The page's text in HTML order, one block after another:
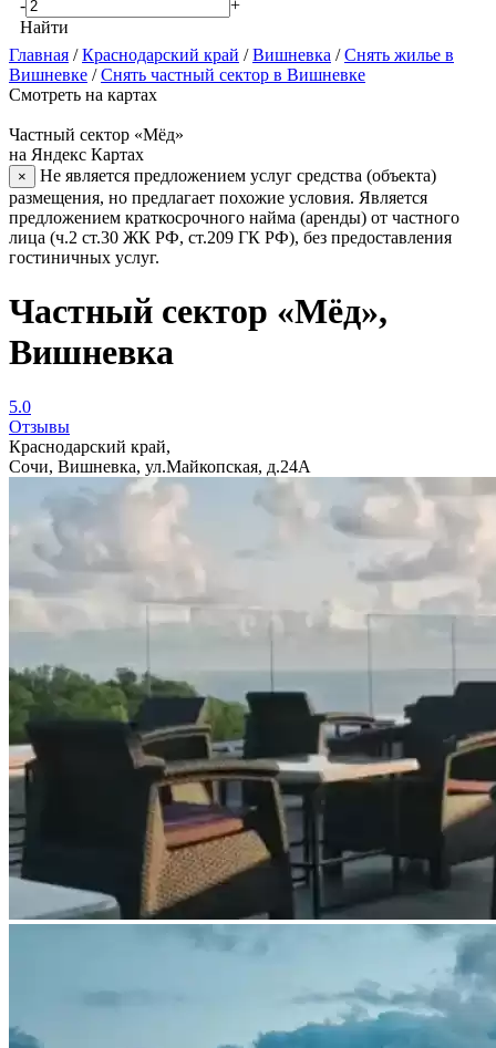
-
+
Найти
Главная /Краснодарский край /Вишневка /Снять жилье в
Вишневке /Снять частный сектор в Вишневке
Смотреть на картах
Частный сектор «Мёд»
на Яндекс Картах
×
Не является предложением услуг средства (объекта)
размещения, но предлагает похожие условия. Является
предложением краткосрочного найма (аренды) от частного
лица (ч.2 ст.30 ЖК РФ, ст.209 ГК РФ), без предоставления
гостиничных услуг.
Частный сектор «Мёд»,
Вишневка
5.0
Отзывы
Краснодарский край,
Сочи, Вишневка, ул.Майкопская, д.24А